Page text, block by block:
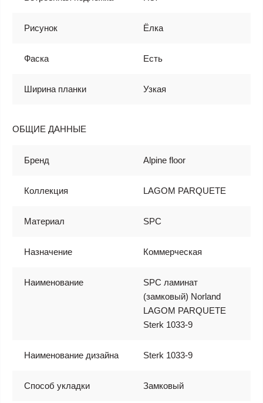
Рисунок Ёлка
Фаска Есть
Ширина планки Узкая
ОБЩИЕ ДАННЫЕ
Бренд Alpine floor
Коллекция LAGOM PARQUETE
Материал SPC
Назначение Коммерческая
Наименование
SPC ламинат
(замковый) Norland
LAGOM PARQUETE
Sterk 1033-9
Наименование дизайна Sterk 1033-9
Способ укладки Замковый